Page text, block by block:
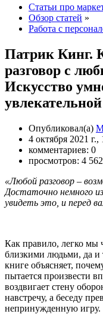
Статьи про
Обзор статей »
Работа с
Патрик Кинг.
разговор с
Искусство
Опубликовал(а)
4 октября 2021
комментариев: 0
просмотров: 4 562
«Любой разговор –
Достаточно немного
увидеть это, и перед
Как правило, легко мы
близкими людьми, да и
книге объясняет,
пытается произвести
воздвигает стену
навстречу, а беседу
непринужденную игру.